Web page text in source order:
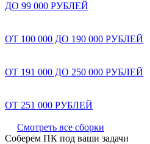
ДО 99 000 РУБЛЕЙ
ОТ 100 000 ДО 190 000 РУБЛЕЙ
ОТ 191 000 ДО 250 000 РУБЛЕЙ
ОТ 251 000 РУБЛЕЙ
Смотреть все сборки
Соберем ПК под ваши задачи